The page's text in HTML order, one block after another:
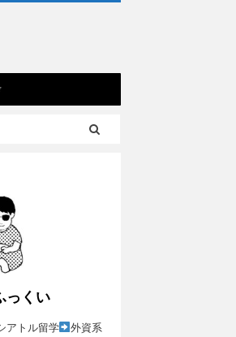
っくい
アトル留学
外資系